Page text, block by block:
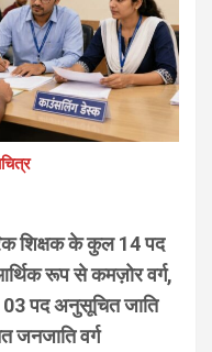
शिक्षक के कुल 14 पद
रूप से कमज़ोर वर्ग,
03 पद अनुसूचित जाति
जनजाति वर्ग